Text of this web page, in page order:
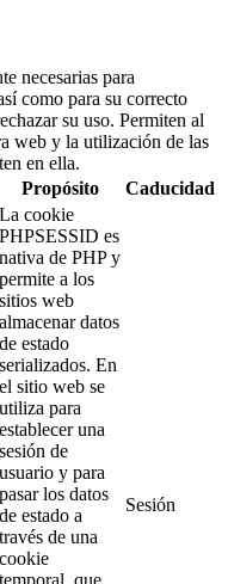
necesarias para
como para su correcto
su uso. Permiten al
web y la utilización de las
en ella.
Propósito Caducidad
La cookie
PHPSESSID es
nativa de PHP y
permite a los
sitios web
almacenar datos
de estado
serializados. En
el sitio web se
utiliza para
establecer una
sesión de
usuario y para
pasar los datos
de estado a
través de una
cookie
temporal, que
Sesión